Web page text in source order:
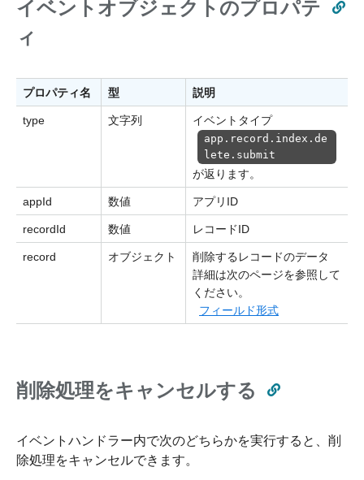
イベントオブジェクトのプロパテ
ィ
プロパティ名 型 説明
type 文字列 イベントタイプ
app.record.index.de
lete.submit
が返ります。
appId 数値 アプリID
recordId 数値 レコードID
record オブジェクト
削除するレコードのデータ
詳細は次のページを参照して
ください。
フィールド形式
削除処理をキャンセルする
イベントハンドラー内で次のどちらかを実行すると、削
除処理をキャンセルできます。